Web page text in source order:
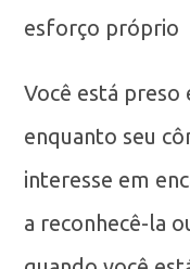
esforço próprio
Você está
enquanto seu
interesse em
a reconhecê-la